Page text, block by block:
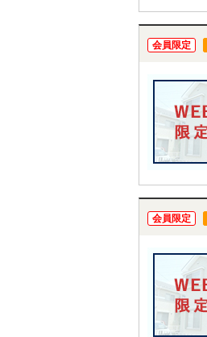
会員限定
会員限定